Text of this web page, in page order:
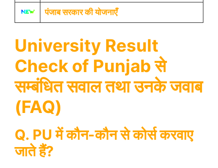
पंजाब सरकार की योजनाएँ
University Result
Check of Punjab से
सम्बंधित सवाल तथा उनके जवाब
(FAQ)
Q. PU में कौन-कौन से कोर्स करवाए
जाते हैं?